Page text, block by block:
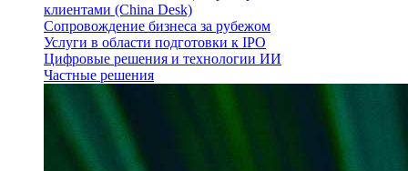
клиентами (China Desk)
Сопровождение бизнеса за рубежом
Услуги в области подготовки к IPO
Цифровые решения и технологии ИИ
Частные решения